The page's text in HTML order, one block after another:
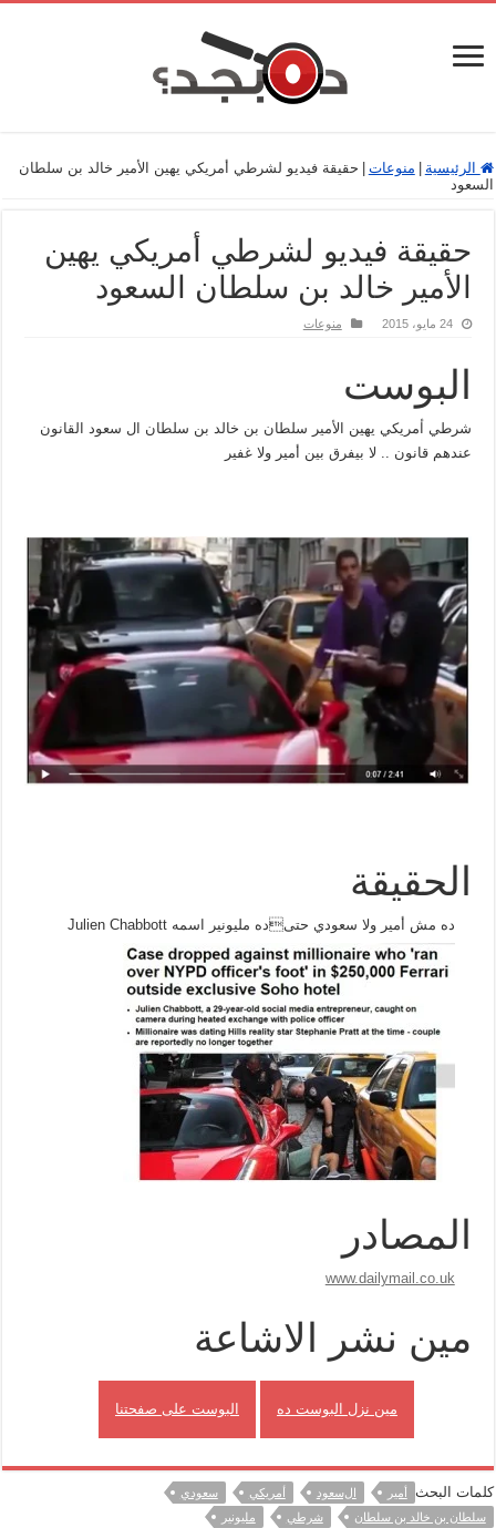
الرئيسية منوعات
حقيقة فيديو لشرطي أمريكي يهين الأمير خالد بن سلطان
السعود
حقيقة فيديو لشرطي أمريكي يهين
الأمير خالد بن سلطان السعود
24 مايو، 2015 منوعات
البوست
ﺷﺮﻃﻲ ﺍٔﻣﺮﻳﻜﻲ ﻳﻬﻴﻦ ﺍﻻ‌ٔﻣﻴﺮ ﺳﻠﻄﺎﻥ ﺑﻦ ﺧﺎﻟﺪ ﺑﻦ ﺳﻠﻄﺎﻥ ﺍﻝ ﺳﻌﻮﺩ القانون
عندهم قانون .. لا بيفرق بين أمير ولا غفير
الحقيقة
ده مش أمير ولا سعودي حتىده مليونير اسمه Julien Chabbott
المصادر
www.dailymail.co.uk
مين نشر الاشاعة
مين نزل البوست ده البوست على صفحتنا
كلمات البحث أمير ﺍﻝﺳﻌﻮﺩ ﺍٔﻣﺮﻳﻜﻲ
سعودي
ﺳﻠﻄﺎﻥ ﺑﻦ ﺧﺎﻟﺪ ﺑﻦ ﺳﻠﻄﺎﻥ
ﺷﺮﻃﻲ مليونير